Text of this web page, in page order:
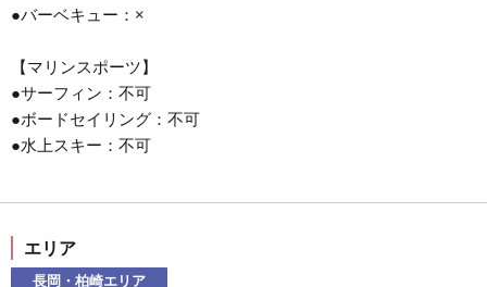
●バーベキュー：×
【マリンスポーツ】
●サーフィン：不可
●ボードセイリング：不可
●水上スキー：不可
エリア
長岡・柏崎エリア